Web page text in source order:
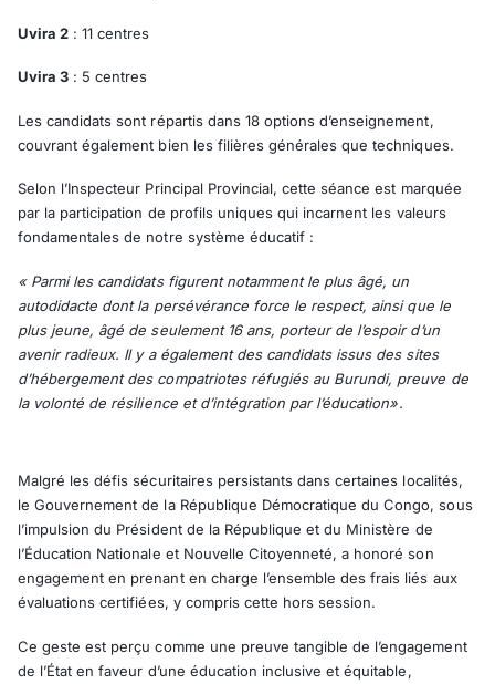
Uvira 2 : 11 centres
Uvira 3 : 5 centres
Les candidats sont répartis dans 18 options d’enseignement,
couvrant également bien les filières générales que techniques.
Selon l’Inspecteur Principal Provincial, cette séance est marquée
par la participation de profils uniques qui incarnent les valeurs
fondamentales de notre système éducatif :
« Parmi les candidats figurent notamment le plus âgé, un
autodidacte dont la persévérance force le respect, ainsi que le
plus jeune, âgé de seulement 16 ans, porteur de l’espoir d’un
avenir radieux. Il y a également des candidats issus des sites
d’hébergement des compatriotes réfugiés au Burundi, preuve de
la volonté de résilience et d’intégration par l’éducation».
Malgré les défis sécuritaires persistants dans certaines localités,
le Gouvernement de la République Démocratique du Congo, sous
l’impulsion du Président de la République et du Ministère de
l’Éducation Nationale et Nouvelle Citoyenneté, a honoré son
engagement en prenant en charge l’ensemble des frais liés aux
évaluations certifiées, y compris cette hors session.
Ce geste est perçu comme une preuve tangible de l’engagement
de l’État en faveur d’une éducation inclusive et équitable,